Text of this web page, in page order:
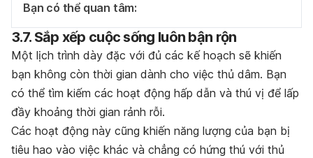
Bạn có thể quan tâm:
3.7. Sắp xếp cuộc sống luôn bận rộn
Một lịch trình dày đặc với đủ các kế hoạch sẽ khiến
bạn không còn thời gian dành cho việc thủ dâm. Bạn
có thể tìm kiếm các hoạt động hấp dẫn và thú vị để lấp
đầy khoảng thời gian rảnh rỗi.
Các hoạt động này cũng khiến năng lượng của bạn bị
tiêu hao vào việc khác và chẳng có hứng thú với thủ